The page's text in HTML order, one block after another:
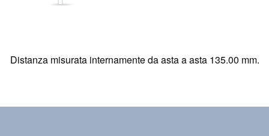
Distanza misurata internamente da asta a asta 135.00 mm.